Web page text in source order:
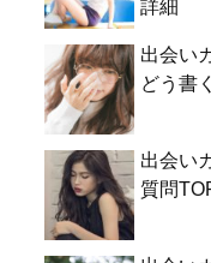
詳細
出会い
どう書
出会い
質問